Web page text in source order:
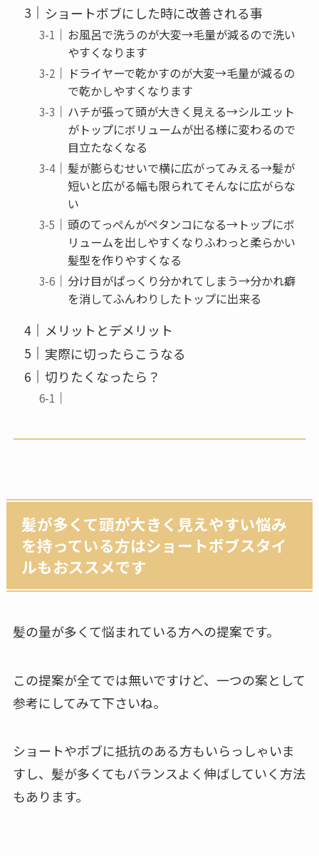
ショートボブにした時に改善される事
お風呂で洗うのが大変→毛量が減るので洗い
やすくなります
ドライヤーで乾かすのが大変→毛量が減るの
で乾かしやすくなります
ハチが張って頭が大きく見える→シルエット
がトップにボリュームが出る様に変わるので
目立たなくなる
髪が膨らむせいで横に広がってみえる→髪が
短いと広がる幅も限られてそんなに広がらな
い
頭のてっぺんがペタンコになる→トップにボ
リュームを出しやすくなりふわっと柔らかい
髪型を作りやすくなる
分け目がぱっくり分かれてしまう→分かれ癖
を消してふんわりしたトップに出来る
メリットとデメリット
実際に切ったらこうなる
切りたくなったら？
髪が多くて頭が大きく見えやすい悩み
を持っている方はショートボブスタイ
ルもおススメです
髪の量が多くて悩まれている方への提案です。
この提案が全てでは無いですけど、一つの案として
参考にしてみて下さいね。
ショートやボブに抵抗のある方もいらっしゃいま
すし、髪が多くてもバランスよく伸ばしていく方法
もあります。